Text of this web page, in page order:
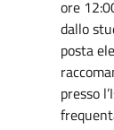
ore
dallo
posta
presso